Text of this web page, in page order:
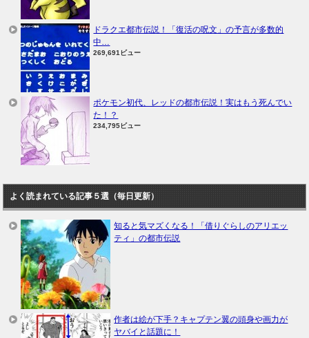
ドラクエ都市伝説！「復活の呪文」の予言が多数的
中…
269,691ビュー
ポケモン初代、レッドの都市伝説！実はもう死んでい
た！？
234,795ビュー
よく読まれている記事５選（毎日更新）
知ると気マズくなる！「借りぐらしのアリエッ
ティ」の都市伝説
作者は絵が下手？キャプテン翼の頭身や画力が
ヤバイと話題に！